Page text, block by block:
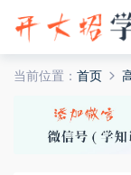
当前位置： 首页